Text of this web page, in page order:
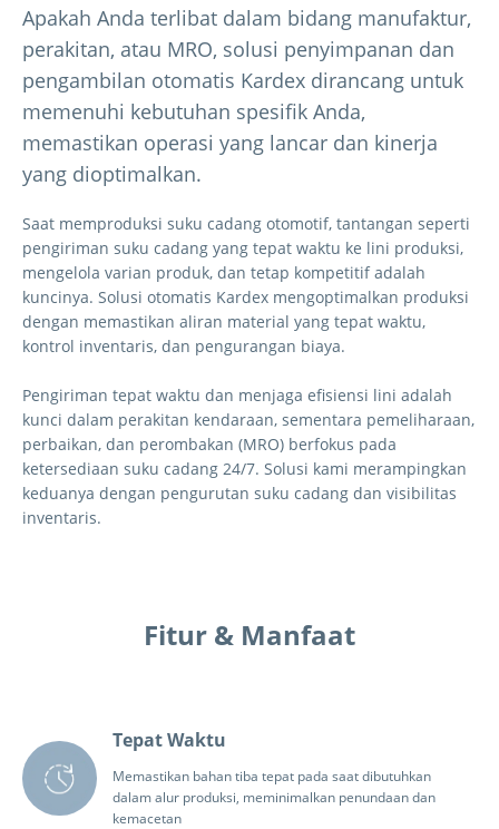
Apakah Anda terlibat dalam bidang manufaktur,
perakitan, atau MRO, solusi penyimpanan dan
pengambilan otomatis Kardex dirancang untuk
memenuhi kebutuhan spesifik Anda,
memastikan operasi yang lancar dan kinerja
yang dioptimalkan.
Saat memproduksi suku cadang otomotif, tantangan seperti
pengiriman suku cadang yang tepat waktu ke lini produksi,
mengelola varian produk, dan tetap kompetitif adalah
kuncinya. Solusi otomatis Kardex mengoptimalkan produksi
dengan memastikan aliran material yang tepat waktu,
kontrol inventaris, dan pengurangan biaya.
Pengiriman tepat waktu dan menjaga efisiensi lini adalah
kunci dalam perakitan kendaraan, sementara pemeliharaan,
perbaikan, dan perombakan (MRO) berfokus pada
ketersediaan suku cadang 24/7. Solusi kami merampingkan
keduanya dengan pengurutan suku cadang dan visibilitas
inventaris.
Fitur & Manfaat
Tepat Waktu
Memastikan bahan tiba tepat pada saat dibutuhkan
dalam alur produksi, meminimalkan penundaan dan
kemacetan